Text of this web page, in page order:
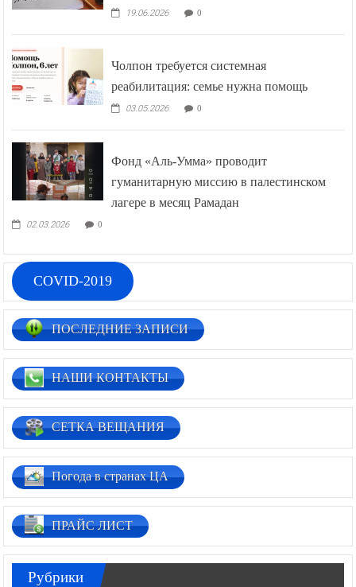
19.06.2026 0
Чолпон требуется системная
реабилитация: семье нужна помощь
03.05.2026 0
Фонд «Аль-Умма» проводит
гуманитарную миссию в палестинском
лагере в месяц Рамадан
02.03.2026 0
COVID-2019
ПОСЛЕДНИЕ ЗАПИСИ
НАШИ КОНТАКТЫ
СЕТКА ВЕЩАНИЯ
Погода в странах ЦА
ПРАЙС ЛИСТ
Рубрики